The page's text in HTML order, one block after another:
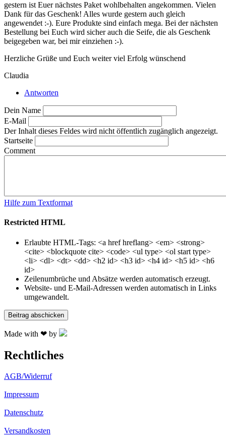
gestern ist Euer nächstes Paket wohlbehalten angekommen. Vielen
Dank für das Geschenk! Alles wurde gestern auch gleich
angewendet :-). Eure Produkte sind einfach mega. Bei der nächsten
Bestellung bei Euch wird sicher auch die Seife, die als Geschenk
beigegeben war, bei mir einziehen :-).
Herzliche Grüße und Euch weiter viel Erfolg wünschend
Claudia
Antworten
Dein Name
E-Mail
Der Inhalt dieses Feldes wird nicht öffentlich zugänglich angezeigt.
Startseite
Comment
Hilfe zum Textformat
Restricted HTML
Erlaubte HTML-Tags: <a href hreflang> <em> <strong>
<cite> <blockquote cite> <code> <ul type> <ol start type>
<li> <dl> <dt> <dd> <h2 id> <h3 id> <h4 id> <h5 id> <h6
id>
Zeilenumbrüche und Absätze werden automatisch erzeugt.
Website- und E-Mail-Adressen werden automatisch in Links
umgewandelt.
Made with ❤ by
Rechtliches
AGB/Widerruf
Impressum
Datenschutz
Versandkosten